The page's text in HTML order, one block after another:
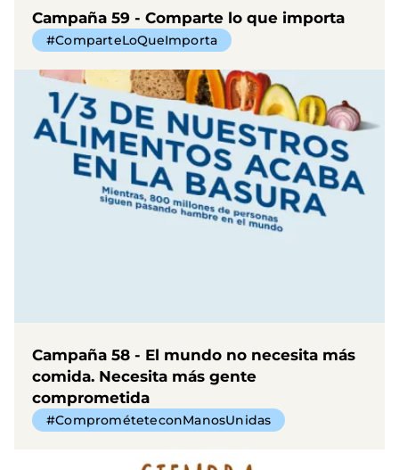
Campaña 59 - Comparte lo que importa
#ComparteLoQueImporta
Campaña 58 - El mundo no necesita más
comida. Necesita más gente
comprometida
#ComprométeteconManosUnidas